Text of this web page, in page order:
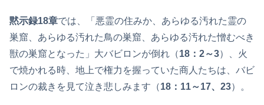
黙示録18章では、「悪霊の住みか、あらゆる汚れた霊の
巣窟、あらゆる汚れた鳥の巣窟、あらゆる汚れた憎むべき
獣の巣窟となった」大バビロンが倒れ（18：2～3）、火
で焼かれる時、地上で権力を握っていた商人たちは、バビ
ロンの裁きを見て泣き悲しみます（18：11～17、23）。